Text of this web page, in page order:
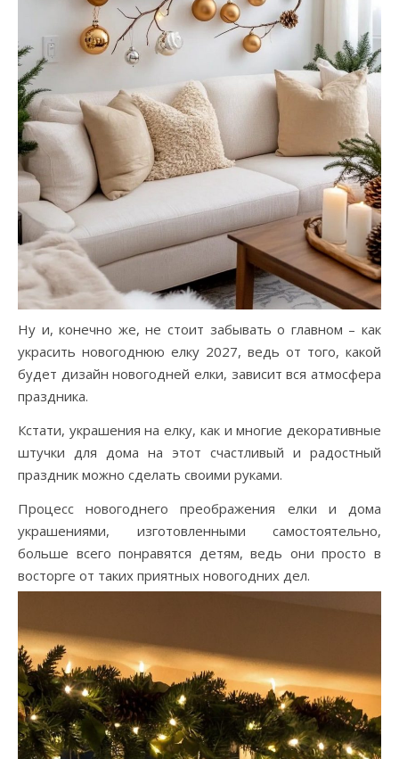
Ну и, конечно же, не стоит забывать о главном – как
украсить новогоднюю елку 2027, ведь от того, какой
будет дизайн новогодней елки, зависит вся атмосфера
праздника.
Кстати, украшения на елку, как и многие декоративные
штучки для дома на этот счастливый и радостный
праздник можно сделать своими руками.
Процесс новогоднего преображения елки и дома
украшениями, изготовленными самостоятельно,
больше всего понравятся детям, ведь они просто в
восторге от таких приятных новогодних дел.